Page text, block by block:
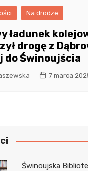
Na drodze
ładunek
drogę z
do Świnoujścia
7 marca
Świnoujska